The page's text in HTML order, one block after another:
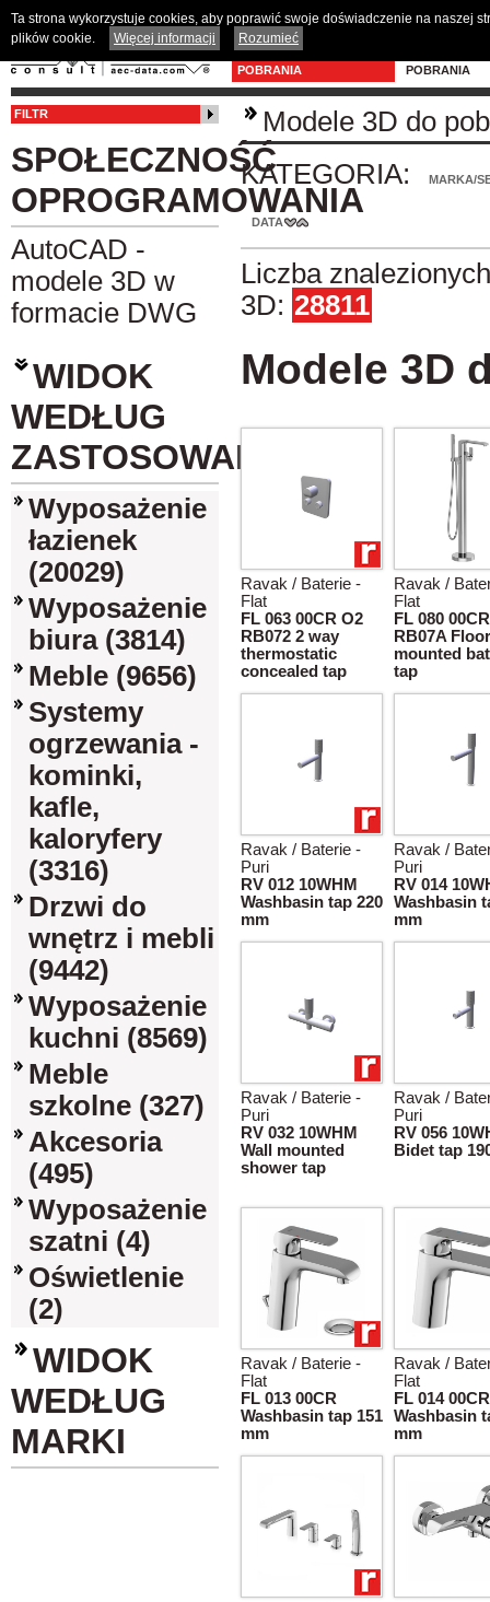
POBRANIA
POBRANIA
FILTR
SPOŁECZNOŚĆ
OPROGRAMOWANIA
AutoCAD -
modele 3D w
formacie DWG
WIDOK
WEDŁUG
ZASTOSOWANIA
Wyposażenie
łazienek
(20029)
Wyposażenie
biura (3814)
Meble (9656)
Systemy
ogrzewania -
kominki,
kafle,
kaloryfery
(3316)
Drzwi do
wnętrz i mebli
(9442)
Wyposażenie
kuchni (8569)
Meble
szkolne (327)
Akcesoria
(495)
Wyposażenie
szatni (4)
Oświetlenie
(2)
WIDOK
WEDŁUG
MARKI
Modele 3D do
KATEGORIA:
MARKA/
DATA
Liczba
3D: 28811
Modele 3D
Ravak / Baterie -
Flat
FL 063 00CR O2
RB072 2 way
thermostatic
concealed tap
Ravak /
Flat
FL 080 00CR
RB07A Floor
mounted
tap
Ravak / Baterie -
Puri
RV 012 10WHM
Washbasin tap 220
mm
Ravak /
Puri
RV 014
Washbasin
mm
Ravak / Baterie -
Puri
RV 032 10WHM
Wall mounted
shower tap
Ravak /
Puri
RV 056
Bidet tap
Ravak / Baterie -
Flat
FL 013 00CR
Washbasin tap 151
mm
Ravak /
Flat
FL 014 00CR
Washbasin
mm
Ta strona wykorzystuje cookies, aby poprawić swoje doświadczenie na naszej
plików cookie.
Więcej informacji Rozumieć